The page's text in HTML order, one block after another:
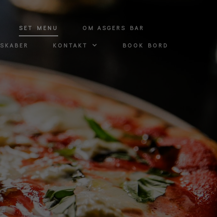
SET MENU OM ASGERS BAR
KONTAKT BOOK BORD